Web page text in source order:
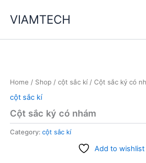
VIAMTECH
Home / Shop / cột sắc kí/ Cột sắc ký có
cột sắc kí
Cột sắc ký có nhám
Category: cột sắc kí
Add to wishlist